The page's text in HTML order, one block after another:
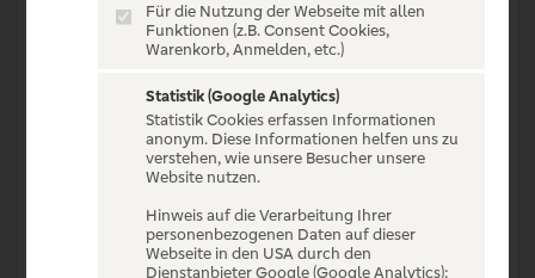
VERANSTALTUNG NICHT
GEFUNDEN
Zur Startseite
Für die Nutzung der Webseite mit allen
Funktionen (z.B. Consent Cookies,
Warenkorb, Anmelden, etc.)
Statistik (Google Analytics)
Statistik Cookies erfassen Informationen
anonym. Diese Informationen helfen uns zu
verstehen, wie unsere Besucher unsere
Website nutzen.
Hinweis auf die Verarbeitung Ihrer
personenbezogenen Daten auf dieser
Webseite in den USA durch den
Dienstanbieter Google (Google Analytics):